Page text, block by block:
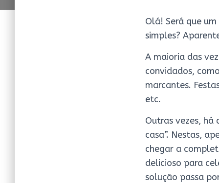
Olá! Será que
simples?
A maioria das
convidados,
marcantes.
etc.
Outras vezes, há
casa”. Nestas,
chegar a
delicioso para
solução passa